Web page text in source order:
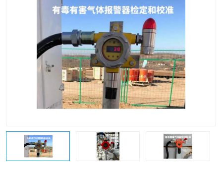
煤安矿安
IECEx防爆认证 防爆设计
防爆资质证书 各国防爆认证
SIL认证
防爆认证代理机构 煤安认证机构